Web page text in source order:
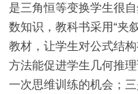
是三角恒等变换学生很
数知识，教科书采用“夹
教材，让学生对公式结
方法能促进学生几何推
一次思维训练的机会；